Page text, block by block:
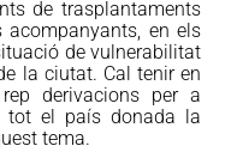
de trasplantaments
en els
de vulnerabilitat
la ciutat. Cal tenir en
derivacions per a
tot el país donada la
tema.